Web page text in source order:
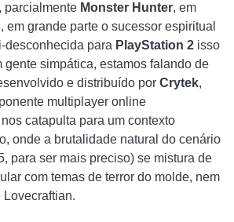
, parcialmente Monster Hunter, em
em grande parte o sucessor espiritual
desconhecida para PlayStation 2 isso
gente simpática, estamos falando de
e distribuído por Crytek,
multiplayer online
catapulta para um contexto
onde a brutalidade natural do cenário
para ser mais preciso) se mistura de
com temas de terror do molde, nem